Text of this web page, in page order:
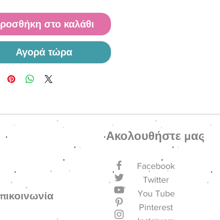
στο καλάθι
Αγορά τώρα
Ακολουθήστε μας
Facebook
Twitter
You Tube
Pinterest